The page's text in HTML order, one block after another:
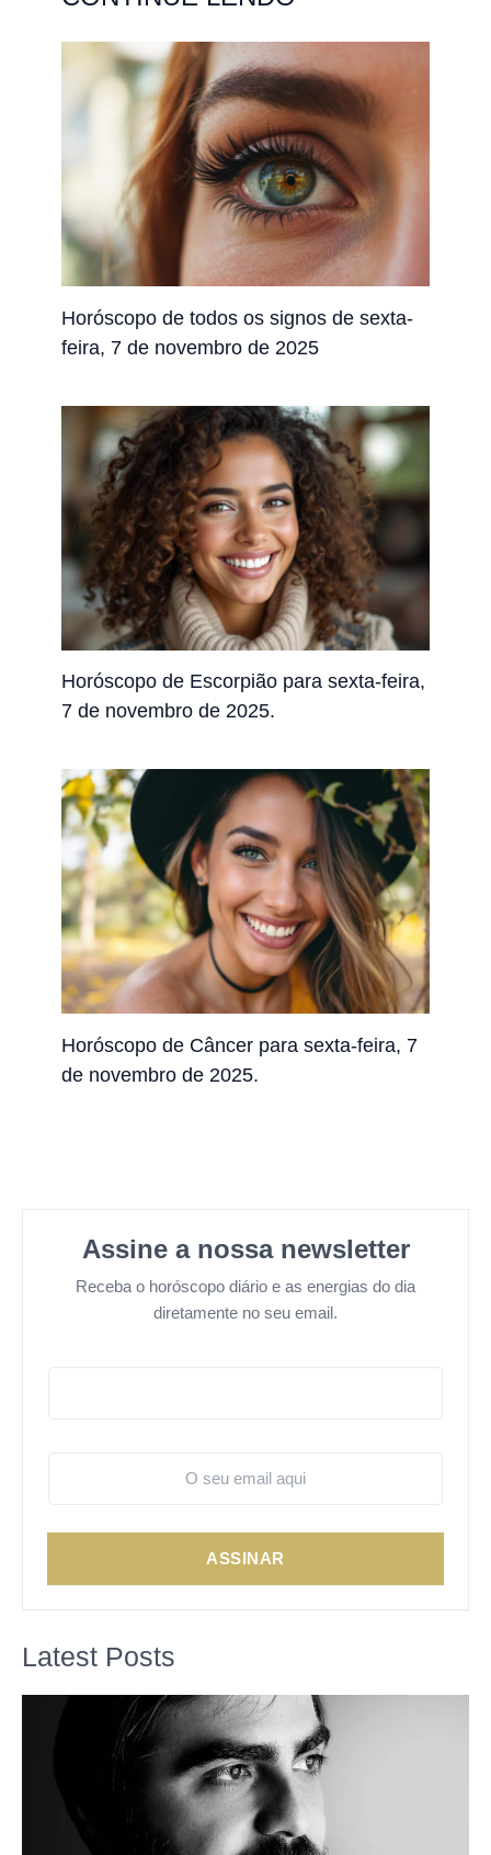
Horóscopo de todos os signos de sexta-
feira, 7 de novembro de 2025
Horóscopo de Escorpião para sexta-feira,
7 de novembro de 2025.
Horóscopo de Câncer para sexta-feira, 7
de novembro de 2025.
Assine a nossa newsletter
Receba o horóscopo diário e as energias do dia
diretamente no seu email.
ASSINAR
Latest Posts